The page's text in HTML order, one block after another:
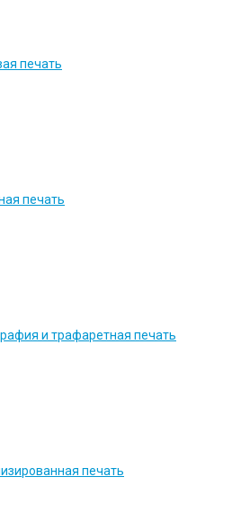
печать
печать
и трафаретная печать
печать